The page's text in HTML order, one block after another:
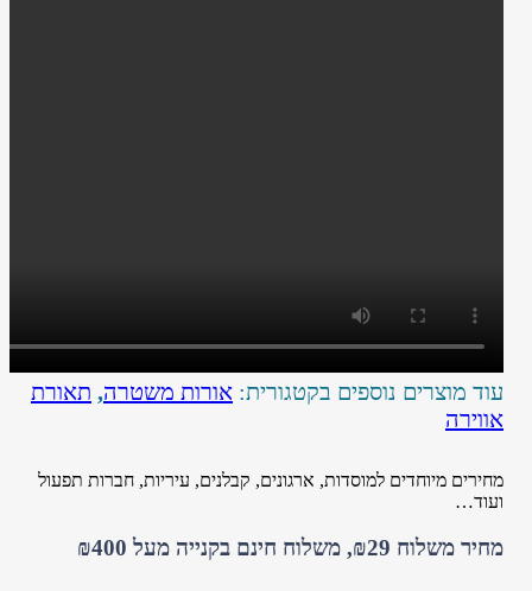
עוד מוצרים נוספים בקטגורית: אורות משטרה, תאורת
אווירה
מחירים מיוחדים למוסדות, ארגונים, קבלנים, עיריות, חברות תפעול
ועוד…
מחיר משלוח ₪29, משלוח חינם בקנייה מעל ₪400